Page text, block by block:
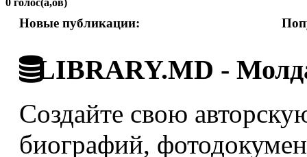
0 голос(а,ов)
Новые публикации:
LIBRARY.MD -
Создайте свою
биографий,